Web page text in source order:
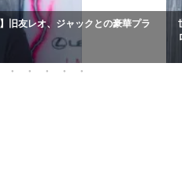
旧友レオ、ジャックとの豪華プラ